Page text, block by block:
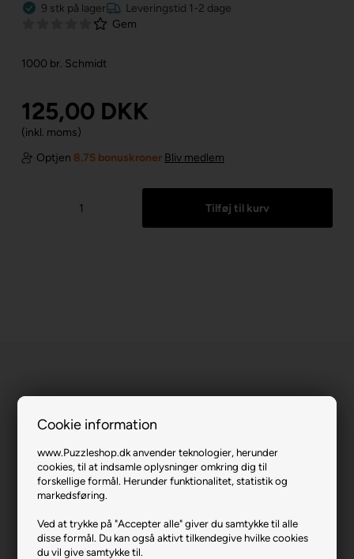
Cookie information
www.Puzzleshop.dk anvender teknologier, herunder
cookies, til at indsamle oplysninger omkring dig til
forskellige formål. Herunder funktionalitet, statistik og
markedsføring.
Ved at trykke på "Accepter alle" giver du samtykke til alle
disse formål. Du kan også aktivt tilkendegive hvilke cookies
du vil give samtykke til.
9 stk på lager
Leveringstid 1-2 dage
Gem
1000 br. Schmidt
125,00 DKK
(inkl. moms)
Optjen 8.75 bonuskroner Bliv medlem
Varenr.: 1021-59936
Producent
Antal brikker
1000
Længde i cm (ca.)